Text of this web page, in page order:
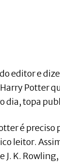
editor e
Potter
dia, topa
é preciso
leitor.
K.